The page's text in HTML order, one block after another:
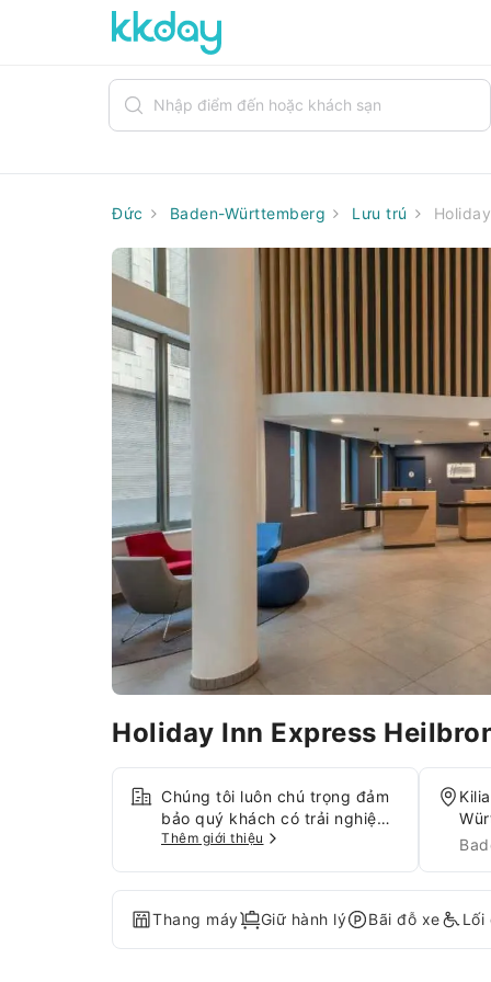
Đức Baden-Württemberg Lưu trú
Holiday Inn Express
Chúng tôi luôn chú trọng đảm
bảo quý khách có trải nghiệm
thoải mái qua các dịch vụ và
tại cơ sở lưu trú. Luôn nhận
được sự hỗ trợ quý khách yêu
Thêm giới thiệu
Thang máy Giữ hành lý Bãi đỗ xe Lối